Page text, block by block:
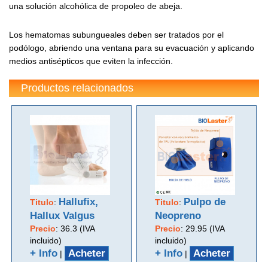
una solución alcohólica de propoleo de abeja.
Los hematomas subungueales deben ser tratados por el
podólogo, abriendo una ventana para su evacuación y aplicando
medios antisépticos que eviten la infección.
Productos relacionados
Titulo: Hallufix,
Hallux Valgus
Precio:36.3 (IVA
incluido)
+ Info | Acheter
Titulo: Pulpo de
Neopreno
Precio: 29.95 (IVA
incluido)
+ Info | Acheter